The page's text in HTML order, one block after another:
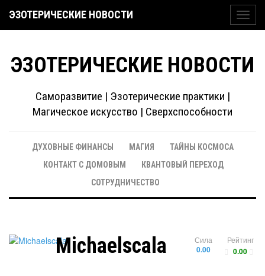
ЭЗОТЕРИЧЕСКИЕ НОВОСТИ
ЭЗОТЕРИЧЕСКИЕ НОВОСТИ
Саморазвитие | Эзотерические практики |
Магическое искусство | Сверхспособности
ДУХОВНЫЕ ФИНАНСЫ МАГИЯ
ТАЙНЫ КОСМОСА
КОНТАКТ С ДОМОВЫМ
КВАНТОВЫЙ ПЕРЕХОД
СОТРУДНИЧЕСТВО
Рейтинг
0.00
Сила
0.00
Michaelscala